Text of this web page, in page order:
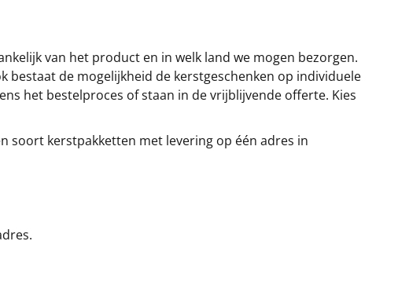
van het product en in welk land we mogen bezorgen.
bestaat de mogelijkheid de kerstgeschenken op individuele
het bestelproces of staan in de vrijblijvende offerte. Kies
soort kerstpakketten met levering op één adres in